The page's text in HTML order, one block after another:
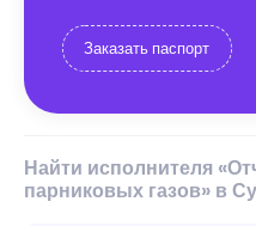
Заказать паспорт
Найти исполнителя
парниковых газов» в